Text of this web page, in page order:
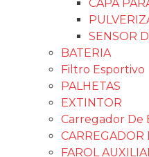
PRODUTOS P/
CADILLAC
GLA`CO
H-7
UP